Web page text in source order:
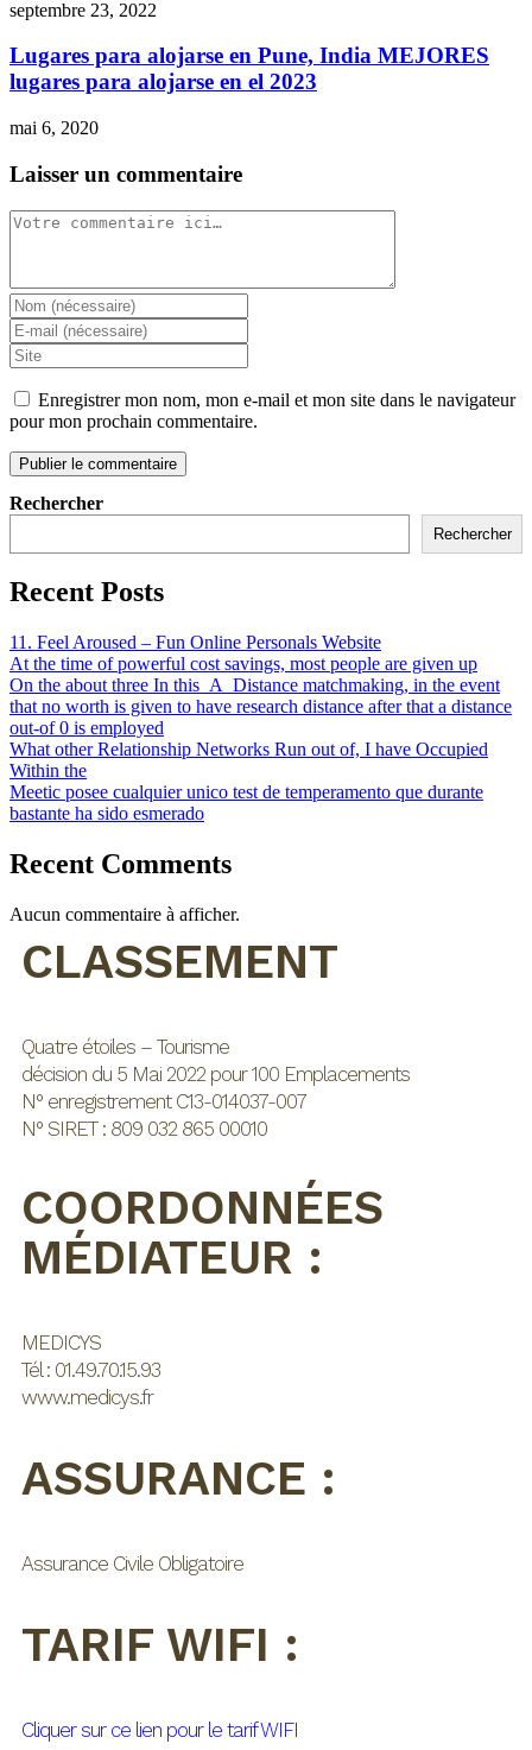
septembre 23, 2022
Lugares para alojarse en Pune, India MEJORES
lugares para alojarse en el 2023
mai 6, 2020
Laisser un commentaire
Enregistrer mon nom, mon e-mail et mon site dans le navigateur
pour mon prochain commentaire.
Rechercher
Rechercher
Recent Posts
11. Feel Aroused – Fun Online Personals Website
At the time of powerful cost savings, most people are given up
On the about three In this_A_Distance matchmaking, in the event
that no worth is given to have research distance after that a distance
out-of 0 is employed
What other Relationship Networks Run out of, I have Occupied
Within the
Meetic posee cualquier unico test de temperamento que durante
bastante ha sido esmerado
Recent Comments
Aucun commentaire à afficher.
CLASSEMENT
Quatre étoiles – Tourisme
décision du 5 Mai 2022 pour 100 Emplacements
N° enregistrement C13-014037-007
N° SIRET : 809 032 865 00010
COORDONNÉES
MÉDIATEUR :
MEDICYS
Tél : 01.49.70.15.93
www.medicys.fr
ASSURANCE :
Assurance Civile Obligatoire
TARIF WIFI :
Cliquer sur ce lien pour le tarif WIFI